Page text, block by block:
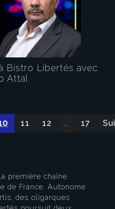
Bistro Libertés avec
Attal
11 12 … 17
première chaîne
de France. Autonome
des oligarques